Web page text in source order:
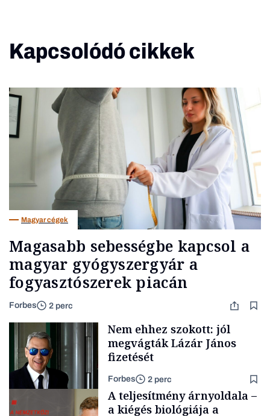
Kapcsolódó cikkek
Magyar cégek
Magasabb sebességbe kapcsol a
magyar gyógyszergyár a
fogyasztószerek piacán
Forbes 2 perc
Nem ehhez szokott: jól
megvágták Lázár János
fizetését
Forbes 2 perc
A teljesítmény árnyoldala –
a kiégés biológiája a